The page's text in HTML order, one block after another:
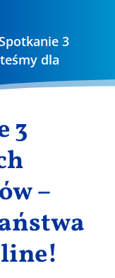
3
dla
3
–